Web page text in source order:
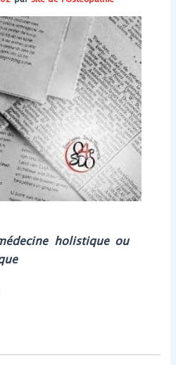
holistique ou